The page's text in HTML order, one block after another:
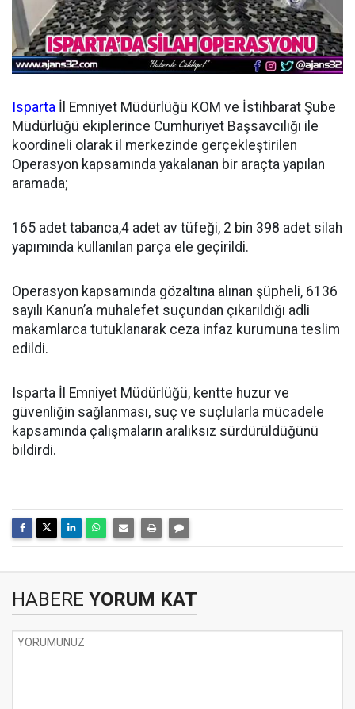
Isparta İl Emniyet Müdürlüğü KOM ve İstihbarat Şube
Müdürlüğü ekiplerince Cumhuriyet Başsavcılığı ile
koordineli olarak il merkezinde gerçekleştirilen
Operasyon kapsamında yakalanan bir araçta yapılan
aramada;
165 adet tabanca,4 adet av tüfeği, 2 bin 398 adet silah
yapımında kullanılan parça ele geçirildi.
Operasyon kapsamında gözaltına alınan şüpheli, 6136
sayılı Kanun’a muhalefet suçundan çıkarıldığı adli
makamlarca tutuklanarak ceza infaz kurumuna teslim
edildi.
Isparta İl Emniyet Müdürlüğü, kentte huzur ve
güvenliğin sağlanması, suç ve suçlularla mücadele
kapsamında çalışmaların aralıksız sürdürüldüğünü
bildirdi.
HABERE YORUM KAT